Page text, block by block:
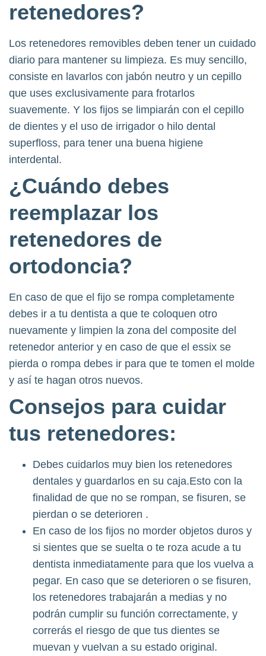
retenedores?
Los retenedores removibles deben tener un cuidado
diario para mantener su limpieza. Es muy sencillo,
consiste en lavarlos con jabón neutro y un cepillo
que uses exclusivamente para frotarlos
suavemente. Y los fijos se limpiarán con el cepillo
de dientes y el uso de irrigador o hilo dental
superfloss, para tener una buena higiene
interdental.
¿Cuándo debes
reemplazar los
retenedores de
ortodoncia?
En caso de que el fijo se rompa completamente
debes ir a tu dentista a que te coloquen otro
nuevamente y limpien la zona del composite del
retenedor anterior y en caso de que el essix se
pierda o rompa debes ir para que te tomen el molde
y así te hagan otros nuevos.
Consejos para cuidar
tus retenedores:
Debes cuidarlos muy bien los retenedores
dentales y guardarlos en su caja.Esto con la
finalidad de que no se rompan, se fisuren, se
pierdan o se deterioren .
En caso de los fijos no morder objetos duros y
si sientes que se suelta o te roza acude a tu
dentista inmediatamente para que los vuelva a
pegar. En caso que se deterioren o se fisuren,
los retenedores trabajarán a medias y no
podrán cumplir su función correctamente, y
correrás el riesgo de que tus dientes se
muevan y vuelvan a su estado original.